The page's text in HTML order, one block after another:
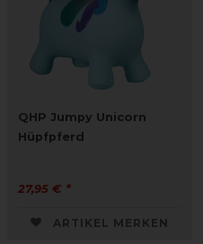
QHP Jumpy Unicorn
Hüpfpferd
27,95 € *
ARTIKEL MERKEN